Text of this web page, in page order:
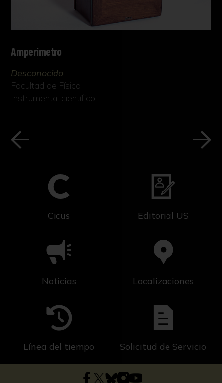
Amperímetro
Desconocido
Facultad de Física
Instrumental científico
Cicus Editorial US
Noticias Localizaciones
Línea del tiempo Solicitud de Servicio